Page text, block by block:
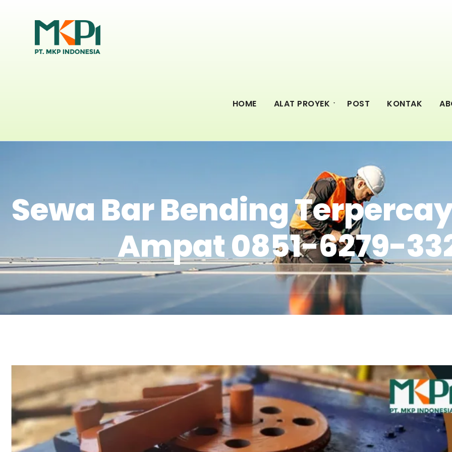
HOME ALAT PROYEK POST KONTAK
Sewa Bar Bending
Ampat 0851-6279-